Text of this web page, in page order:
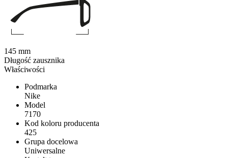
Właściwości
Podmarka
Nike
Model
7170
Kod koloru producenta
425
Grupa docelowa
Uniwersalne
145 mm
Długość zausznika